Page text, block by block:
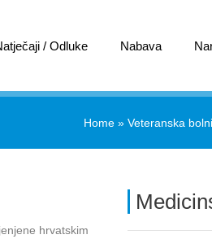
/ Odluke Nabava
Home » Veteranska
hrvatskim